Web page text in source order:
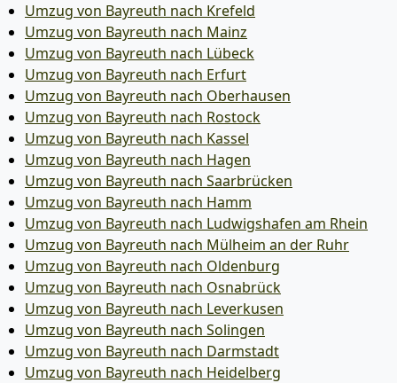
Umzug von Bayreuth nach Krefeld
Umzug von Bayreuth nach Mainz
Umzug von Bayreuth nach Lübeck
Umzug von Bayreuth nach Erfurt
Umzug von Bayreuth nach Oberhausen
Umzug von Bayreuth nach Rostock
Umzug von Bayreuth nach Kassel
Umzug von Bayreuth nach Hagen
Umzug von Bayreuth nach Saarbrücken
Umzug von Bayreuth nach Hamm
Umzug von Bayreuth nach Ludwigshafen am Rhein
Umzug von Bayreuth nach Mülheim an der Ruhr
Umzug von Bayreuth nach Oldenburg
Umzug von Bayreuth nach Osnabrück
Umzug von Bayreuth nach Leverkusen
Umzug von Bayreuth nach Solingen
Umzug von Bayreuth nach Darmstadt
Umzug von Bayreuth nach Heidelberg